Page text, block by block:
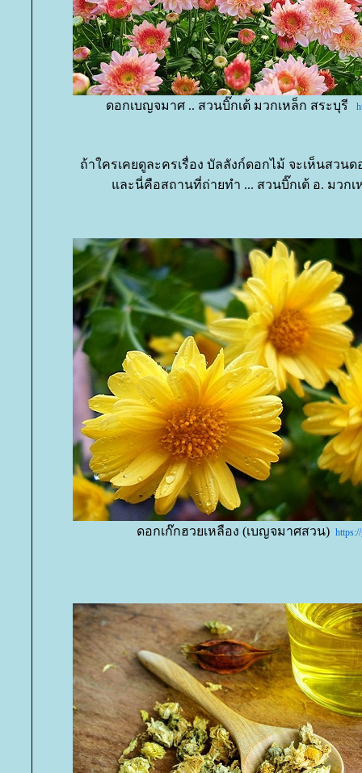
ดอกเบญจมาศ .. สวนบิ๊กเต้ มวกเหล็ก สระบุรี
ถ้าใครเคยดูละครเรื่อง บัลลังก์ดอกไม้ จะเห็นสวน
ละนี่คือสถานที่ถ่ายทำ ... สวนบิ๊กเต้ อ. มวกเ
ดอกเก๊กฮวยเหลือง (เบญจมาศสวน)